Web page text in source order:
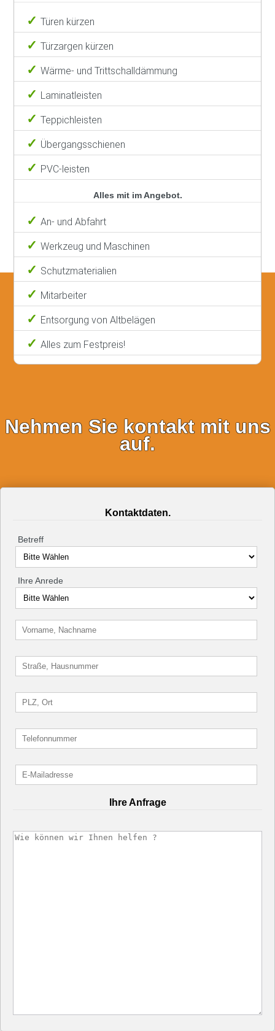
Türen kürzen
Türzargen kürzen
Wärme- und Trittschalldämmung
Laminatleisten
Teppichleisten
Übergangsschienen
PVC-leisten
Alles mit im Angebot.
An- und Abfahrt
Werkzeug und Maschinen
Schutzmaterialien
Mitarbeiter
Entsorgung von Altbelägen
Alles zum Festpreis!
Nehmen Sie kontakt mit uns
auf.
Kontaktdaten.
Betreff
Ihre Anrede
Ihre Anfrage